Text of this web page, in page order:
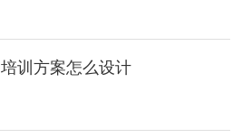
培训方案怎么设计